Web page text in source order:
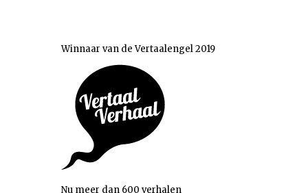
Winnaar van de Vertaalengel 2019
Nu meer dan 600 verhalen